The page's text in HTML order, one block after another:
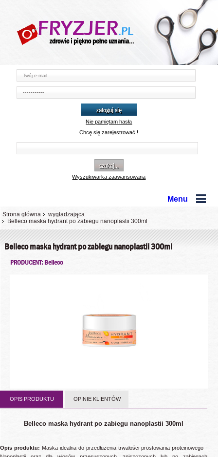
zaloguj się
Nie pamiętam hasła
Chcę się zarejestrować !
szukaj...
Wyszukiwarka zaawansowana
Menu
Strona główna
wygładzająca
Belleco maska hydrant po zabiegu nanoplastii 300ml
Belleco maska hydrant po zabiegu nanoplastii 300ml
PRODUCENT: Belleco
OPIS PRODUKTU OPINIE KLIENTÓW
Belleco maska hydrant po zabiegu nanoplastii 300ml
Opis produktu: Maska idealna do przedłużenia trwałości prostowania proteinowego -